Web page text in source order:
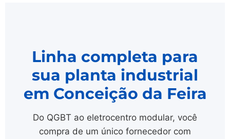
Linha completa para
sua planta industrial
em Conceição da Feira
Do QGBT ao eletrocentro modular, você
compra de um único fornecedor com